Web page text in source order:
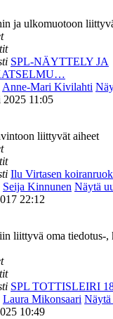
ja ulkomuotoon
SPL-NÄYTTELY JA
Anne-Mari Kivilahti
2025 11:05
liittyvät aiheet
Ilu Virtasen
Seija Kinnunen Näytä
22:12
liittyvä oma tiedotus-,
SPL TOTTISLEIRI
Laura Mikonsaari
10:49